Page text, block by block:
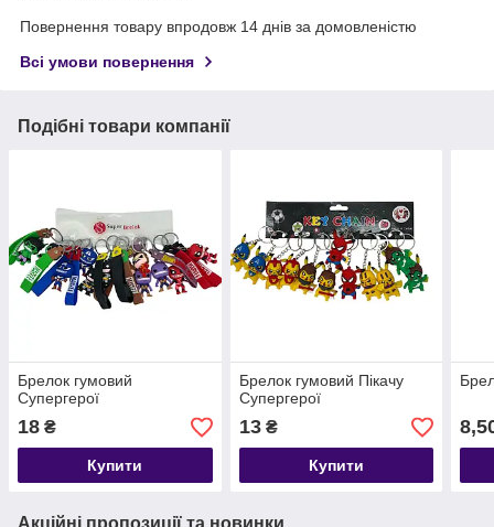
Повернення товару впродовж 14 днів за домовленістю
Всі умови повернення
Подібні товари компанії
Брелок гумовий
Супергерої
18 ₴
Купити
Брелок гумовий Пікачу
Супергерої
13₴
Купити